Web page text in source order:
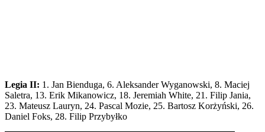
Legia II: 1. Jan Bienduga, 6. Aleksander Wyganowski, 8. Maciej
Saletra, 13. Erik Mikanowicz, 18. Jeremiah White, 21. Filip Jania,
23. Mateusz Lauryn, 24. Pascal Mozie, 25. Bartosz Korżyński, 26.
Daniel Foks, 28. Filip Przybyłko